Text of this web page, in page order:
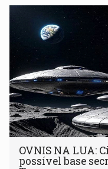
OVNIS NA LUA:
possível base